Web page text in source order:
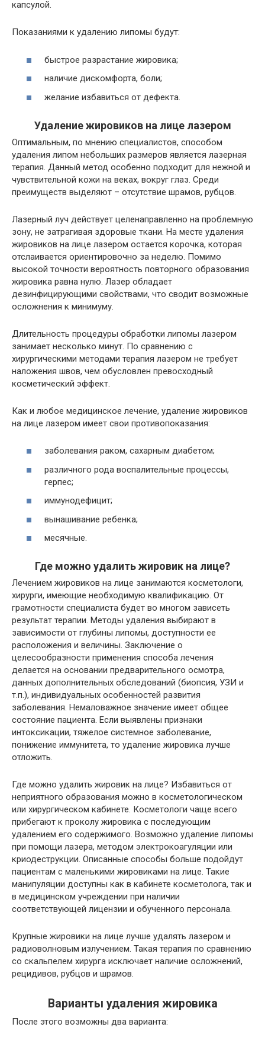
капсулой.
Показаниями к удалению липомы будут:
быстрое разрастание жировика;
наличие дискомфорта, боли;
желание избавиться от дефекта.
Удаление жировиков на лице лазером
Оптимальным, по мнению специалистов, способом
удаления липом небольших размеров является лазерная
терапия. Данный метод особенно подходит для нежной и
чувствительной кожи на веках, вокруг глаз. Среди
преимуществ выделяют – отсутствие шрамов, рубцов.
Лазерный луч действует целенаправленно на проблемную
зону, не затрагивая здоровые ткани. На месте удаления
жировиков на лице лазером остается корочка, которая
отслаивается ориентировочно за неделю. Помимо
высокой точности вероятность повторного образования
жировика равна нулю. Лазер обладает
дезинфицирующими свойствами, что сводит возможные
осложнения к минимуму.
Длительность процедуры обработки липомы лазером
занимает несколько минут. По сравнению с
хирургическими методами терапия лазером не требует
наложения швов, чем обусловлен превосходный
косметический эффект.
Как и любое медицинское лечение, удаление жировиков
на лице лазером имеет свои противопоказания:
заболевания раком, сахарным диабетом;
различного рода воспалительные процессы,
герпес;
иммунодефицит;
вынашивание ребенка;
месячные.
Где можно удалить жировик на лице?
Лечением жировиков на лице занимаются косметологи,
хирурги, имеющие необходимую квалификацию. От
грамотности специалиста будет во многом зависеть
результат терапии. Методы удаления выбирают в
зависимости от глубины липомы, доступности ее
расположения и величины. Заключение о
целесообразности применения способа лечения
делается на основании предварительного осмотра,
данных дополнительных обследований (биопсия, УЗИ и
т.п.), индивидуальных особенностей развития
заболевания. Немаловажное значение имеет общее
состояние пациента. Если выявлены признаки
интоксикации, тяжелое системное заболевание,
понижение иммунитета, то удаление жировика лучше
отложить.
Где можно удалить жировик на лице? Избавиться от
неприятного образования можно в косметологическом
или хирургическом кабинете. Косметологи чаще всего
прибегают к проколу жировика с последующим
удалением его содержимого. Возможно удаление липомы
при помощи лазера, методом электрокоагуляции или
криодеструкции. Описанные способы больше подойдут
пациентам с маленькими жировиками на лице. Такие
манипуляции доступны как в кабинете косметолога, так и
в медицинском учреждении при наличии
соответствующей лицензии и обученного персонала.
Крупные жировики на лице лучше удалять лазером и
радиоволновым излучением. Такая терапия по сравнению
со скальпелем хирурга исключает наличие осложнений,
рецидивов, рубцов и шрамов.
Варианты удаления жировика
После этого возможны два варианта: